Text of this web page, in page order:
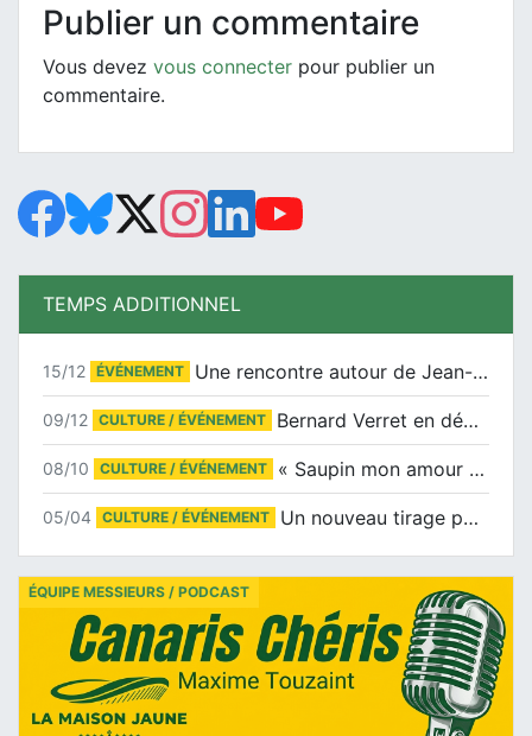
Publier un commentaire
Vous devez vous connecter pour publier un
commentaire.
TEMPS ADDITIONNEL
15/12 ÉVÉNEMENT Une rencontre autour de Jean-Claude Suaudeau
09/12 CULTURE / ÉVÉNEMENT Bernard Verret en dédicaces le samedi 13 décembre à l’Espace Culturel Atlantis
08/10 CULTURE / ÉVÉNEMENT « Saupin mon amour » au salon du livre de Trentemoult
05/04 CULTURE / ÉVÉNEMENT Un nouveau tirage pour le Docu-BD
ÉQUIPE MESSIEURS / PODCAST